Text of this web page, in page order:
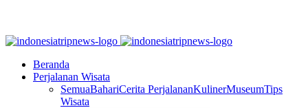
Beranda
Perjalanan Wisata
SemuaBahariCerita PerjalananKulinerMuseumTips
Wisata